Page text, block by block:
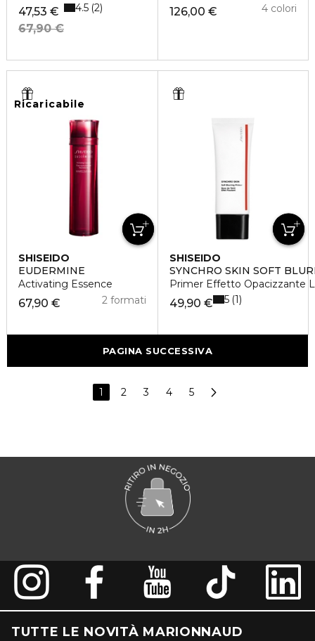
47,53 €
67,90 €
4.5 2 126,00 € 4 colori
Ricaricabile
SHISEIDO
EUDERMINE
Activating Essence
67,90 € 2 formati
SHISEIDO
SYNCHRO SKIN SOFT
Primer Effetto Opacizzante
49,90 € 5 1
PAGINA SUCCESSIVA
1 2 3 4 5
TUTTE LE NOVITÀ MARIONNAUD